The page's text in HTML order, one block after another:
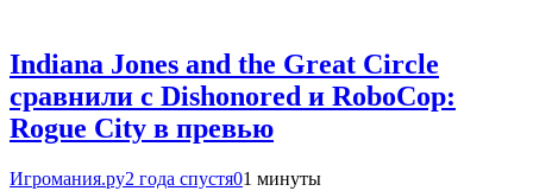
Indiana Jones and the Great Circle
сравнили с Dishonored и RoboCop:
Rogue City в превью
Игромания.ру2 года спустя01 минуты